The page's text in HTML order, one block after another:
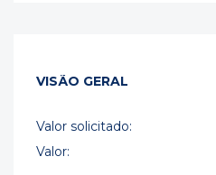
VISÃO GERAL
Valor solicitado:
Valor: